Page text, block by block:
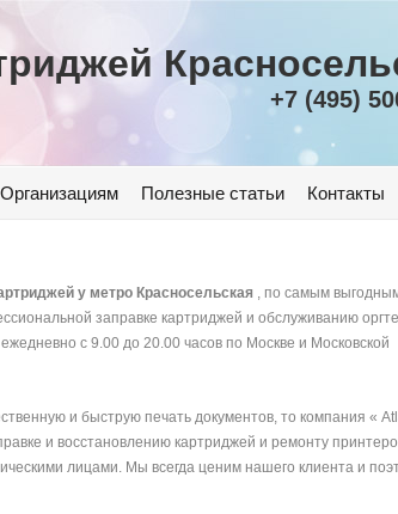
+7 (495)
Организациям Полезные статьи Контакты
у метро Красносельская , по самым
заправке картриджей и обслуживанию
с 9.00 до 20.00 часов по Москве и Московской
и быструю печать документов, то компания «
и восстановлению картриджей и ремонту
лицами. Мы всегда ценим нашего клиента и